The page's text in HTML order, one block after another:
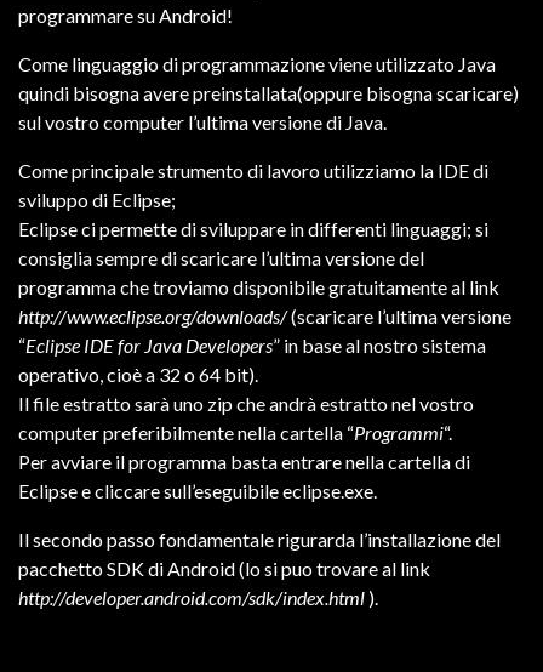
programmare su Android!
Come linguaggio di programmazione viene utilizzato Java
quindi bisogna avere preinstallata(oppure bisogna scaricare)
sul vostro computer l’ultima versione di Java.
Come principale strumento di lavoro utilizziamo la IDE di
sviluppo di Eclipse;
Eclipse ci permette di sviluppare in differenti linguaggi; si
consiglia sempre di scaricare l’ultima versione del
programma che troviamo disponibile gratuitamente al link
http://www.eclipse.org/downloads/(scaricare l’ultima versione
“Eclipse IDE for Java Developers” in base al nostro sistema
operativo, cioè a 32 o 64 bit).
Il file estratto sarà uno zip che andrà estratto nel vostro
computer preferibilmente nella cartella “Programmi“.
Per avviare il programma basta entrare nella cartella di
Eclipse e cliccare sull’eseguibile eclipse.exe.
Il secondo passo fondamentale rigurarda l’installazione del
pacchetto SDK di Android (lo si puo trovare al link
http://developer.android.com/sdk/index.html ).